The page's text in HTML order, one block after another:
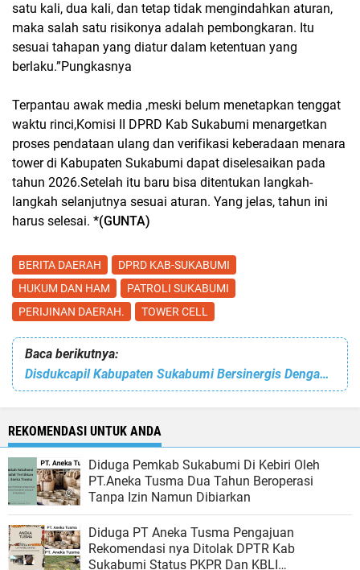
satu kali, dua kali, dan tetap tidak mengindahkan aturan,
maka salah satu risikonya adalah pembongkaran. Itu
sesuai tahapan yang diatur dalam ketentuan yang
berlaku.”Pungkasnya
Terpantau awak media ,meski belum menetapkan tenggat
waktu rinci,Komisi II DPRD Kab Sukabumi menargetkan
proses pendataan ulang dan verifikasi keberadaan menara
tower di Kabupaten Sukabumi dapat diselesaikan pada
tahun 2026.Setelah itu baru bisa ditentukan langkah-
langkah selanjutnya sesuai aturan. Yang jelas, tahun ini
harus selesai. *(GUNTA)
BERITA DAERAH
DPRD KAB-SUKABUMI
HUKUM DAN HAM
PATROLI SUKABUMI
PERIJINAN DAERAH.
TOWER CELL
Baca berikutnya:
Disdukcapil Kabupaten Sukabumi Bersinergis Dengan Pemprov Jabar Siap Prioritaskan Pelayanan IKD Untuk Masyarakat
REKOMENDASI UNTUK ANDA
Diduga Pemkab Sukabumi Di Kebiri Oleh
PT.Aneka Tusma Dua Tahun Beroperasi
Tanpa Izin Namun Dibiarkan
Diduga PT Aneka Tusma Pengajuan
Rekomendasi nya Ditolak DPTR Kab
Sukabumi Status PKPR Dan KBLI